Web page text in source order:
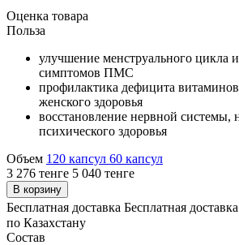
Оценка товара
Польза
улучшение менструального цикла
симптомов ПМС
профилактика дефицита
женского здоровья
восстановление нервной системы,
психического здоровья
Объем 120 капсул 60 капсул
3 276 тенге 5 040 тенге
В корзину
Бесплатная доставка Бесплатная
по Казахстану
Состав